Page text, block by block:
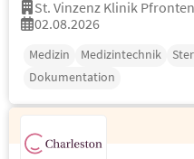
St. Vinzenz Klinik
02.08.2026
Medizin Medizintechnik
Dokumentation